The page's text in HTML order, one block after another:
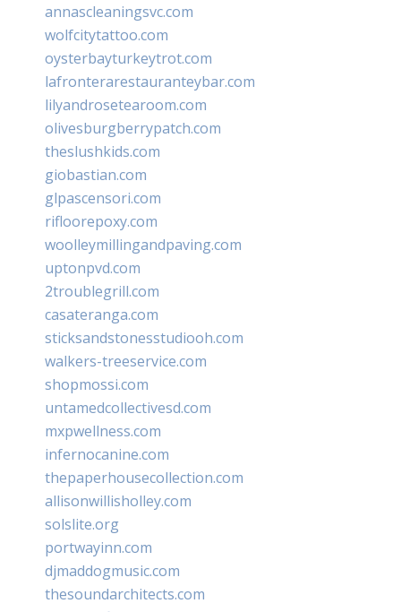
annascleaningsvc.com
wolfcitytattoo.com
oysterbayturkeytrot.com
lafronterarestauranteybar.com
lilyandrosetearoom.com
olivesburgberrypatch.com
theslushkids.com
giobastian.com
glpascensori.com
rifloorepoxy.com
woolleymillingandpaving.com
uptonpvd.com
2troublegrill.com
casateranga.com
sticksandstonesstudiooh.com
walkers-treeservice.com
shopmossi.com
untamedcollectivesd.com
mxpwellness.com
infernocanine.com
thepaperhousecollection.com
allisonwillisholley.com
solslite.org
portwayinn.com
djmaddogmusic.com
thesoundarchitects.com